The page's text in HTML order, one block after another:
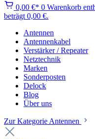
0,00 €* 0 Warenkorb
beträgt 0,00 €.
Antennen
Antennenkabel
Verstärker / Repeater
Netztechnik
Marken
Sonderposten
Delock
Blog
Über uns
Zur Kategorie Antennen